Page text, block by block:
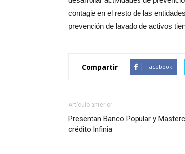
contagie en el resto de las
prevención de lavado de activos
Compartir Facebook
Artículo anterior
Presentan Banco Popular y
crédito Infinia